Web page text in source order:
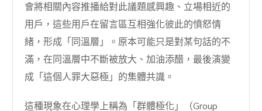
會將相關內容推播給對此議題感興趣、立場相近的
用戶，這些用戶在留言區互相強化彼此的憤怒情
緒，形成「同溫層」。原本可能只是對某句話的不
滿，在同溫層中不斷被放大、加油添醋，最後演變
成「這個人罪大惡極」的集體共識。
這種現象在心理學上稱為「群體極化」（Group